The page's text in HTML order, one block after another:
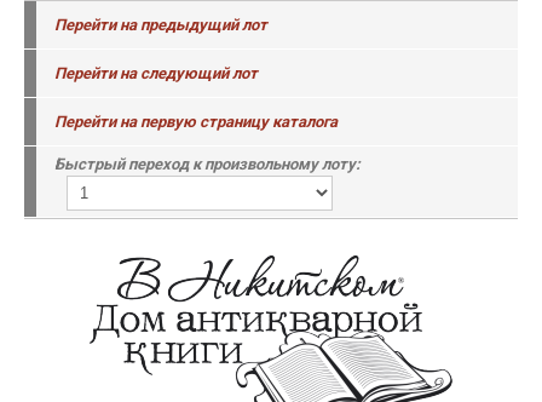
Перейти на предыдущий лот
Перейти на следующий лот
Перейти на первую страницу каталога
Быстрый переход к произвольному лоту: